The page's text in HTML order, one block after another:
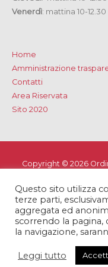
Venerdì: mattina 10-12.30
Home
Amministrazione
Contatti
Area Riservata
Sito 2020
Copyright © 2026
Privacy e Cookie
Questo sito utilizza
terze parti,
aggregata ed
scorrendo la
la navigazione,
Leggi tutto